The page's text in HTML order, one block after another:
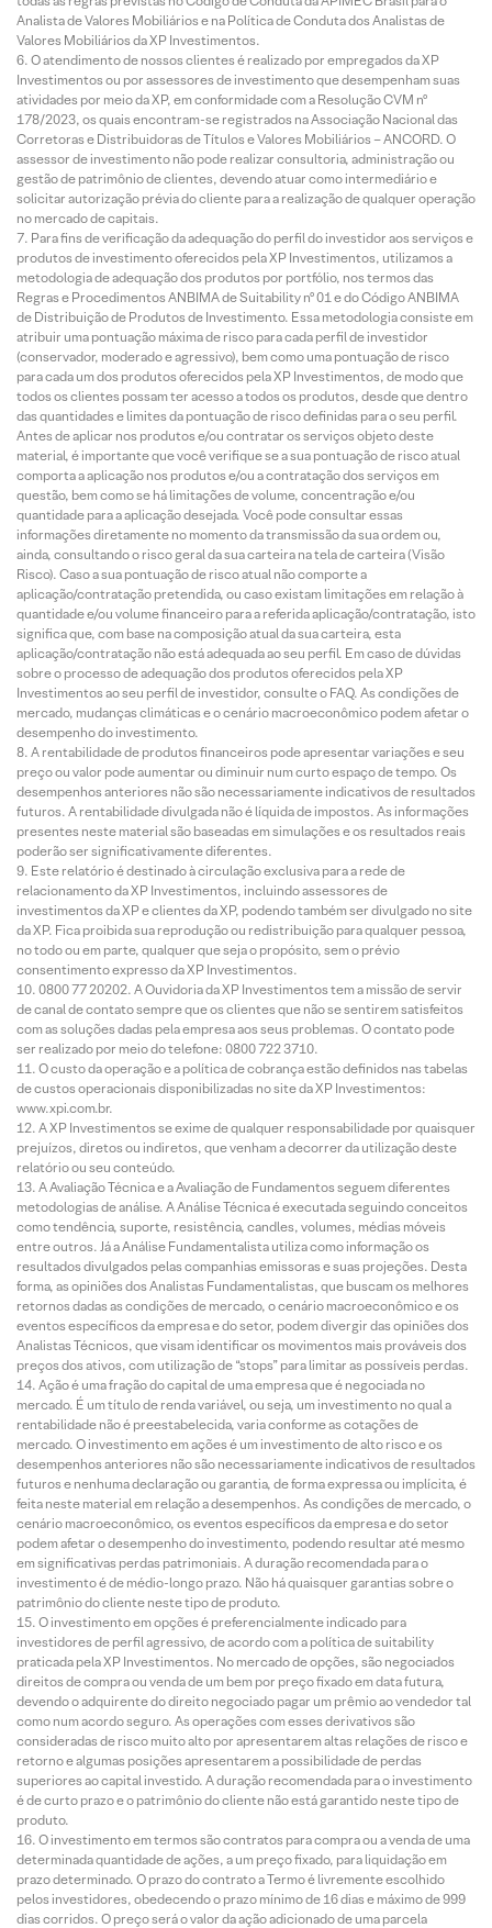
Analista de Valores Mobiliários e na Política de Conduta dos Analistas de
Valores Mobiliários da XP Investimentos.
O atendimento de nossos clientes é realizado por empregados da XP
Investimentos ou por assessores de investimento que desempenham suas
atividades por meio da XP, em conformidade com a Resolução CVM nº
178/2023, os quais encontram-se registrados na Associação Nacional das
Corretoras e Distribuidoras de Títulos e Valores Mobiliários – ANCORD. O
assessor de investimento não pode realizar consultoria, administração ou
gestão de patrimônio de clientes, devendo atuar como intermediário e
solicitar autorização prévia do cliente para a realização de qualquer operação
no mercado de capitais.
Para fins de verificação da adequação do perfil do investidor aos serviços e
produtos de investimento oferecidos pela XP Investimentos, utilizamos a
metodologia de adequação dos produtos por portfólio, nos termos das
Regras e Procedimentos ANBIMA de Suitability nº 01 e do Código ANBIMA
de Distribuição de Produtos de Investimento. Essa metodologia consiste em
atribuir uma pontuação máxima de risco para cada perfil de investidor
(conservador, moderado e agressivo), bem como uma pontuação de risco
para cada um dos produtos oferecidos pela XP Investimentos, de modo que
todos os clientes possam ter acesso a todos os produtos, desde que dentro
das quantidades e limites da pontuação de risco definidas para o seu perfil.
Antes de aplicar nos produtos e/ou contratar os serviços objeto deste
material, é importante que você verifique se a sua pontuação de risco atual
comporta a aplicação nos produtos e/ou a contratação dos serviços em
questão, bem como se há limitações de volume, concentração e/ou
quantidade para a aplicação desejada. Você pode consultar essas
informações diretamente no momento da transmissão da sua ordem ou,
ainda, consultando o risco geral da sua carteira na tela de carteira (Visão
Risco). Caso a sua pontuação de risco atual não comporte a
aplicação/contratação pretendida, ou caso existam limitações em relação à
quantidade e/ou volume financeiro para a referida aplicação/contratação, isto
significa que, com base na composição atual da sua carteira, esta
aplicação/contratação não está adequada ao seu perfil. Em caso de dúvidas
sobre o processo de adequação dos produtos oferecidos pela XP
Investimentos ao seu perfil de investidor, consulte o FAQ. As condições de
mercado, mudanças climáticas e o cenário macroeconômico podem afetar o
desempenho do investimento.
A rentabilidade de produtos financeiros pode apresentar variações e seu
preço ou valor pode aumentar ou diminuir num curto espaço de tempo. Os
desempenhos anteriores não são necessariamente indicativos de resultados
futuros. A rentabilidade divulgada não é líquida de impostos. As informações
presentes neste material são baseadas em simulações e os resultados reais
poderão ser significativamente diferentes.
Este relatório é destinado à circulação exclusiva para a rede de
relacionamento da XP Investimentos, incluindo assessores de
investimentos da XP e clientes da XP, podendo também ser divulgado no site
da XP. Fica proibida sua reprodução ou redistribuição para qualquer pessoa,
no todo ou em parte, qualquer que seja o propósito, sem o prévio
consentimento expresso da XP Investimentos.
0800 77 20202. A Ouvidoria da XP Investimentos tem a missão de servir
de canal de contato sempre que os clientes que não se sentirem satisfeitos
com as soluções dadas pela empresa aos seus problemas. O contato pode
ser realizado por meio do telefone: 0800 722 3710.
O custo da operação e a política de cobrança estão definidos nas tabelas
de custos operacionais disponibilizadas no site da XP Investimentos:
www.xpi.com.br.
A XP Investimentos se exime de qualquer responsabilidade por quaisquer
prejuízos, diretos ou indiretos, que venham a decorrer da utilização deste
relatório ou seu conteúdo.
A Avaliação Técnica e a Avaliação de Fundamentos seguem diferentes
metodologias de análise. A Análise Técnica é executada seguindo conceitos
como tendência, suporte, resistência, candles, volumes, médias móveis
entre outros. Já a Análise Fundamentalista utiliza como informação os
resultados divulgados pelas companhias emissoras e suas projeções. Desta
forma, as opiniões dos Analistas Fundamentalistas, que buscam os melhores
retornos dadas as condições de mercado, o cenário macroeconômico e os
eventos específicos da empresa e do setor, podem divergir das opiniões dos
Analistas Técnicos, que visam identificar os movimentos mais prováveis dos
preços dos ativos, com utilização de “stops” para limitar as possíveis perdas.
Ação é uma fração do capital de uma empresa que é negociada no
mercado. É um título de renda variável, ou seja, um investimento no qual a
rentabilidade não é preestabelecida, varia conforme as cotações de
mercado. O investimento em ações é um investimento de alto risco e os
desempenhos anteriores não são necessariamente indicativos de resultados
futuros e nenhuma declaração ou garantia, de forma expressa ou implícita, é
feita neste material em relação a desempenhos. As condições de mercado, o
cenário macroeconômico, os eventos específicos da empresa e do setor
podem afetar o desempenho do investimento, podendo resultar até mesmo
em significativas perdas patrimoniais. A duração recomendada para o
investimento é de médio-longo prazo. Não há quaisquer garantias sobre o
patrimônio do cliente neste tipo de produto.
O investimento em opções é preferencialmente indicado para
investidores de perfil agressivo, de acordo com a política de suitability
praticada pela XP Investimentos. No mercado de opções, são negociados
direitos de compra ou venda de um bem por preço fixado em data futura,
devendo o adquirente do direito negociado pagar um prêmio ao vendedor tal
como num acordo seguro. As operações com esses derivativos são
consideradas de risco muito alto por apresentarem altas relações de risco e
retorno e algumas posições apresentarem a possibilidade de perdas
superiores ao capital investido. A duração recomendada para o investimento
é de curto prazo e o patrimônio do cliente não está garantido neste tipo de
produto.
O investimento em termos são contratos para compra ou a venda de uma
determinada quantidade de ações, a um preço fixado, para liquidação em
prazo determinado. O prazo do contrato a Termo é livremente escolhido
pelos investidores, obedecendo o prazo mínimo de 16 dias e máximo de 999
dias corridos. O preço será o valor da ação adicionado de uma parcela